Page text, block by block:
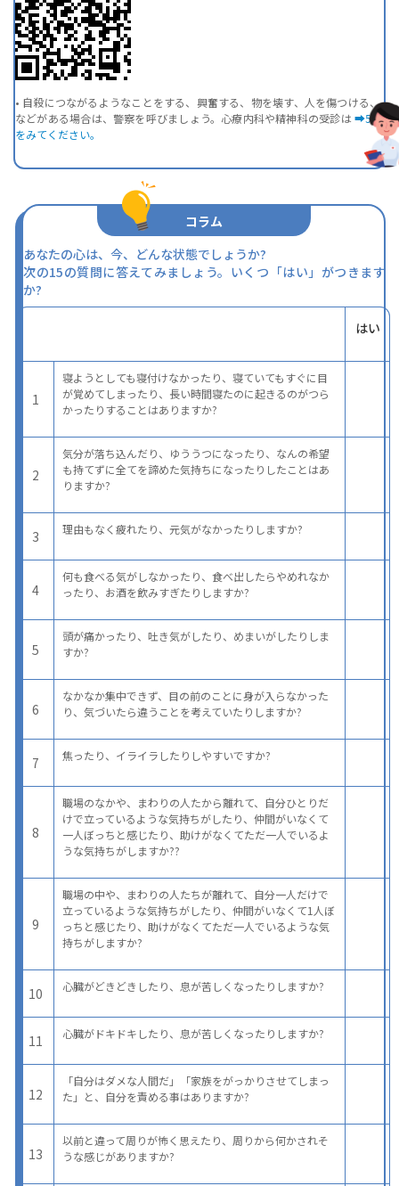
• 自殺につながるようなことをする、興奮する、物を壊す、人を傷つける、
などがある場合は、警察を呼びましょう。心療内科や精神科の受診は ➡5.8
をみてください。
コラム
あなたの心は、今、どんな状態でしょうか?
次の15の質問に答えてみましょう。いくつ「はい」がつきます
か?
はい
1
寝ようとしても寝付けなかったり、寝ていてもすぐに目
が覚めてしまったり、長い時間寝たのに起きるのがつら
かったりすることはありますか?
2
気分が落ち込んだり、ゆううつになったり、なんの希望
も持てずに全てを諦めた気持ちになったりしたことはあ
りますか?
3 理由もなく疲れたり、元気がなかったりしますか?
4
何も食べる気がしなかったり、食べ出したらやめれなか
ったり、お酒を飲みすぎたりしますか?
5
頭が痛かったり、吐き気がしたり、めまいがしたりしま
すか?
6
なかなか集中できず、目の前のことに身が入らなかった
り、気づいたら違うことを考えていたりしますか?
7 焦ったり、イライラしたりしやすいですか?
8
職場のなかや、まわりの人たから離れて、自分ひとりだ
けで立っているような気持ちがしたり、仲間がいなくて
一人ぼっちと感じたり、助けがなくてただ一人でいるよ
うな気持ちがしますか??
9
職場の中や、まわりの人たちが離れて、自分一人だけで
立っているような気持ちがしたり、仲間がいなくて1人ぼ
っちと感じたり、助けがなくてただ一人でいるような気
持ちがしますか?
10 心臓がどきどきしたり、息が苦しくなったりしますか?
11 心臓がドキドキしたり、息が苦しくなったりしますか?
12
「自分はダメな人間だ」「家族をがっかりさせてしまっ
た」と、自分を責める事はありますか?
13
以前と違って周りが怖く思えたり、周りから何かされそ
うな感じがありますか?